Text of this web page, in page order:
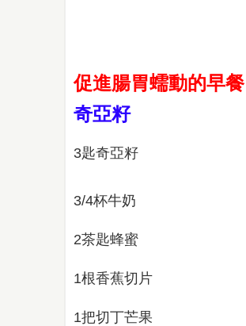
促進腸胃蠕動的早餐
奇亞籽
3匙奇亞籽
3/4杯牛奶
2茶匙蜂蜜
1根香蕉切片
1把切丁芒果